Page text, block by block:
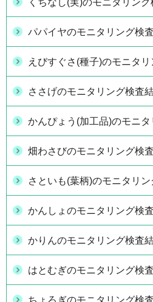
くちなし(実)のモニタリン
パパイヤのモニタリング検
えびすぐさ(種子)のモニタ
ささげのモニタリング検査
かんぴょう(加工品)のモニ
畑わさびのモニタリング検
さといも(葉柄)のモニタリ
かんしょのモニタリング検
かりんのモニタリング検査
はとむぎのモニタリング検